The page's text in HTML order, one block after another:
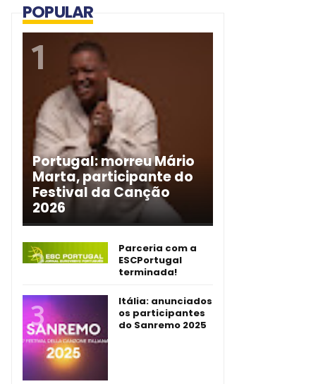
POPULAR
Portugal: morreu Mário
Marta, participante do
Festival da Canção
2026
Parceria com a
ESCPortugal
terminada!
Itália: anunciados
os participantes
do Sanremo 2025